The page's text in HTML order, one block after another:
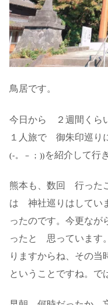
鳥居です。
今日から ２週間くら
１人旅で 御朱印巡り
(-。－；)) を紹介して行
熊本も、数回 行った
は 神社巡りはしてい
ったのです。今更な
ったと 思っています
りますからね、その
ということですね。